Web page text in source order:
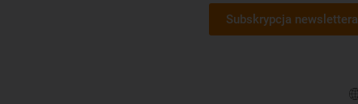
Subskrypcja newslettera